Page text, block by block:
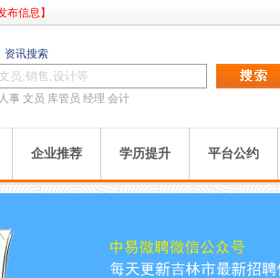
布信息】
资讯搜索
人事 文员 库管员 经理 会计
企业推荐 学历提升 平台公约